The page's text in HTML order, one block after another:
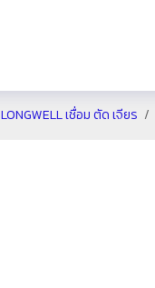
LONGWELL เชื่อม ตัด เจียร